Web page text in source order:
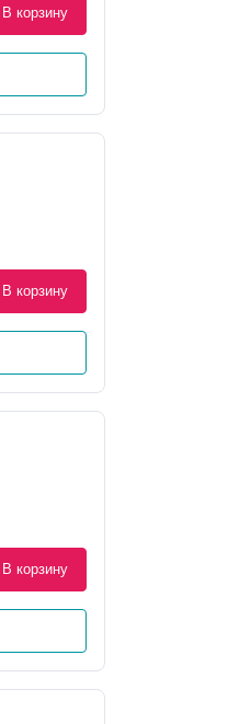
В корзину
В корзину
В корзину